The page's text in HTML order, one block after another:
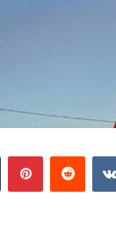
Tumblr Pinterest